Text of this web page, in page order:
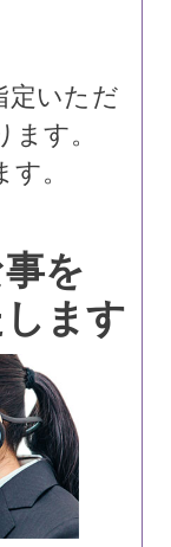
定いただ
す。
。
を
ます